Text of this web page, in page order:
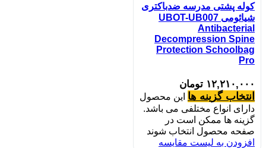
کوله پشتی مدرسه ضدباکتری
شیائومی UBOT-UB007
Antibacterial
Decompression Spine
Protection Schoolbag
Pro
۱۲,۲۱۰,۰۰۰ تومان
انتخاب گزینه ها این محصول
دارای انواع مختلفی می باشد.
گزینه ها ممکن است در
صفحه محصول انتخاب شوند
افزودن به لیست مقایسه